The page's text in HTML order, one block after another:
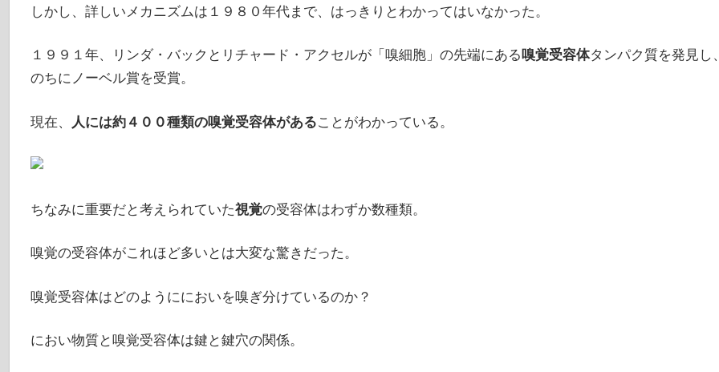
しかし、詳しいメカニズムは１９８０年代まで、はっきりとわかってはいなかった。
１９９１年、リンダ・バックとリチャード・アクセルが「嗅細胞」の先端にある嗅覚受容体タンパク質を発見し
のちにノーベル賞を受賞。
現在、 人には約４００種類の嗅覚受容体があることがわかっている。
ちなみに重要だと考えられていた視覚の受容体はわずか数種類。
嗅覚の受容体がこれほど多いとは大変な驚きだった。
嗅覚受容体はどのようににおいを嗅ぎ分けているのか？
におい物質と嗅覚受容体は鍵と鍵穴の関係。